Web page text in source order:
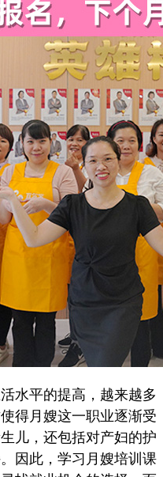
平的提高，越来越多
得月嫂这一职业逐渐受
儿，还包括对产妇的护
因此，学习月嫂培训课